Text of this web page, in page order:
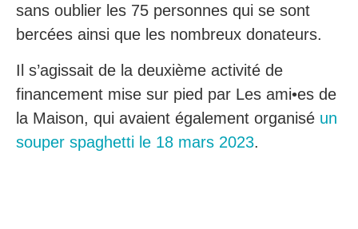
sans oublier les 75 personnes qui se sont
bercées ainsi que les nombreux donateurs.
Il s’agissait de la deuxième activité de
financement mise sur pied par Les ami•es de
la Maison, qui avaient également organisé un
souper spaghetti le 18 mars 2023.